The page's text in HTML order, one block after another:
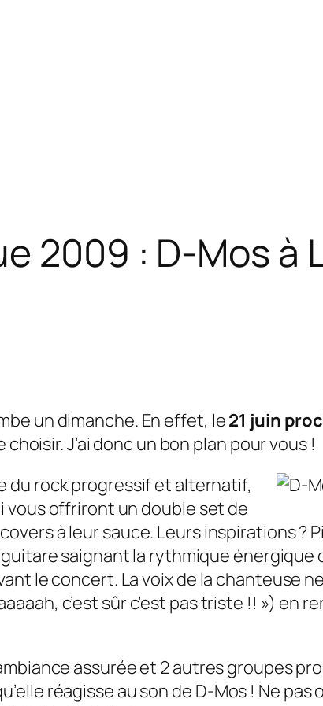
2009 : D-Mos à
un dimanche. En effet, le21 juin
J’ai donc un bon plan pour vous !
du rock progressif et alternatif,
vous offriront un double set de
coversà leur sauce. Leurs inspirations ?
saignant la rythmique énergique
le concert. La voix de la chanteuse
c’est sûr c’est pas triste !! »)
assurée et 2 autres groupes
réagisse au son de D-Mos ! Ne